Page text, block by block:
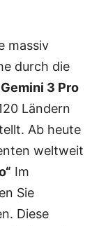
massiv
durch die
Gemini 3 Pro
Ländern
Ab heute
weltweit
Im
Sie
Diese